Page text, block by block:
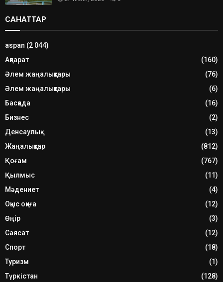
САНАТТАР
aspan (2 044)
Ақпарат
(160)
Әлем жаңалықтары
(76)
Әлем жаңалықтары
(6)
Басқада
(16)
Бизнес
(2)
Денсаулық
(13)
Жаңалықтар
(812)
Қоғам
(767)
Қылмыс
(11)
Мәдениет
(4)
Оқыс оқиға
(12)
Өңір
(3)
Саясат
(12)
Спорт
(18)
Туризм
(1)
Түркістан
(128)